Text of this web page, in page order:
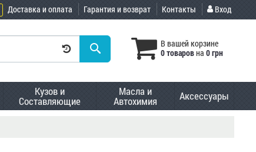
Доставка и оплата Гарантия и возврат Контакты Вход
В вашей корзине
0 товаровна 0 грн
Кузов и
Составляющие
Масла и
Автохимия Аксессуары